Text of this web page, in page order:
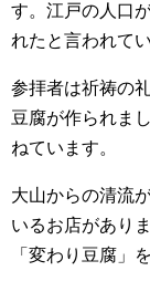
す。江戸の人口
れたと言われてい
参拝者は祈祷の
豆腐が作られま
ねています。
大山からの清流
いるお店があり
「変わり豆腐」